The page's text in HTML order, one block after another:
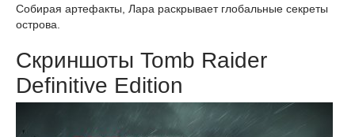
Собирая артефакты, Лара раскрывает глобальные секреты
острова.
Скриншоты Tomb Raider
Definitive Edition